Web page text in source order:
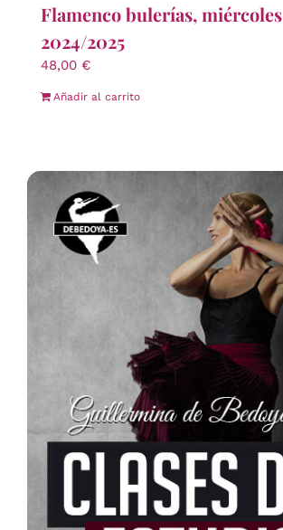
Flamenco bulerías, miércoles
2024/2025
48,00 €
Añadir al carrito